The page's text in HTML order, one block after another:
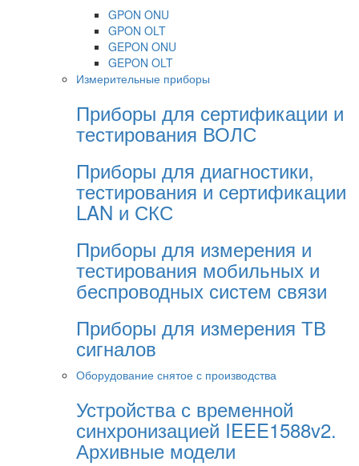
GPON ONU
GPON OLT
GEPON ONU
GEPON OLT
Измерительные приборы
Приборы для сертификации и
тестирования ВОЛС
Приборы для диагностики,
тестирования и сертификации
LAN и СКС
Приборы для измерения и
тестирования мобильных и
беспроводных систем связи
Приборы для измерения ТВ
сигналов
Оборудование снятое с производства
Устройства с временной
синхронизацией IEEE1588v2.
Архивные модели